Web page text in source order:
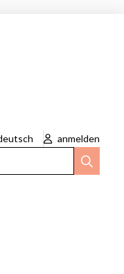
anmelden